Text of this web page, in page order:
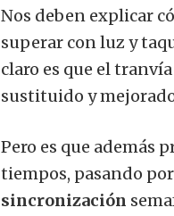
Nos deben explicar
superar con luz y
claro es que el
sustituido y
Pero es que además
tiempos, pasando
sincronización